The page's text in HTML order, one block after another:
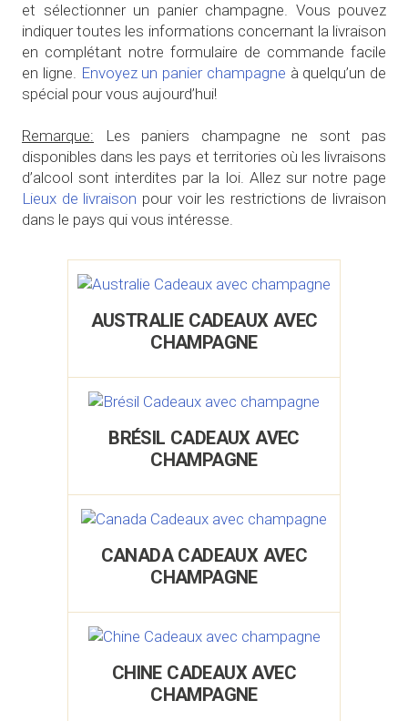
et sélectionner un panier champagne. Vous pouvez
indiquer toutes les informations concernant la livraison
en complétant notre formulaire de commande facile
en ligne. Envoyez un panier champagne à quelqu’un de
spécial pour vous aujourd’hui!
Remarque: Les paniers champagne ne sont pas
disponibles dans les pays et territories où les livraisons
d’alcool sont interdites par la loi. Allez sur notre page
Lieux de livraison pour voir les restrictions de livraison
dans le pays qui vous intéresse.
AUSTRALIE CADEAUX AVEC
CHAMPAGNE
BRÉSIL CADEAUX AVEC
CHAMPAGNE
CANADA CADEAUX AVEC
CHAMPAGNE
CHINE CADEAUX AVEC
CHAMPAGNE